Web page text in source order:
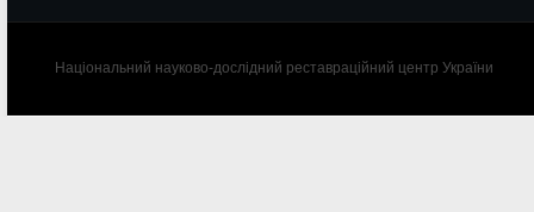
Національний науково-дослідний реставраційний центр України